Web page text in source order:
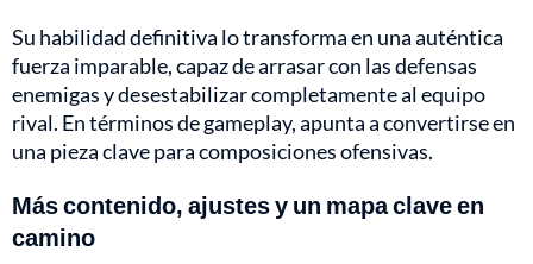
Su habilidad definitiva lo transforma en una auténtica
fuerza imparable, capaz de arrasar con las defensas
enemigas y desestabilizar completamente al equipo
rival. En términos de gameplay, apunta a convertirse en
una pieza clave para composiciones ofensivas.
Más contenido, ajustes y un mapa clave en
camino